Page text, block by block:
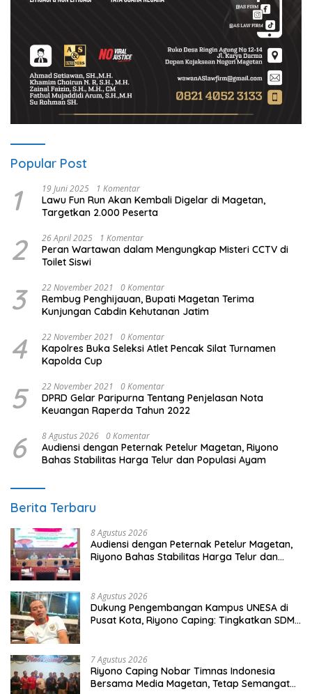
Popular Post
1 19 Juni 2025 1 Komentar
Lawu Fun Run Akan Kembali Digelar di Magetan,
Targetkan 2.000 Peserta
2 26 April 2025 1 Komentar
Peran Wartawan dalam Mengungkap Misteri CCTV di
Toilet Siswi
3 22 November 2021 0 Komentar
Rembug Penghijauan, Bupati Magetan Terima
Kunjungan Cabdin Kehutanan Jatim
4 22 November 2021 0 Komentar
Kapolres Buka Seleksi Atlet Pencak Silat Turnamen
Kapolda Cup
5 22 November 2021 0 Komentar
DPRD Gelar Paripurna Tentang Penjelasan Nota
Keuangan Raperda Tahun 2022
6 8 Agustus 2026 0 Komentar
Audiensi dengan Peternak Petelur Magetan, Riyono
Bahas Stabilitas Harga Telur dan Populasi Ayam
Berita Terbaru
8 Agustus 2026
Audiensi dengan Peternak Petelur Magetan,
Riyono Bahas Stabilitas Harga Telur dan
8 Agustus 2026
Dukung Pengembangan Kampus UNESA di
Pusat Kota, Riyono Caping: Tingkatkan SDM
7 Agustus 2026
Riyono Caping Nobar Timnas Indonesia
Bersama Media Magetan, Tetap Semangat